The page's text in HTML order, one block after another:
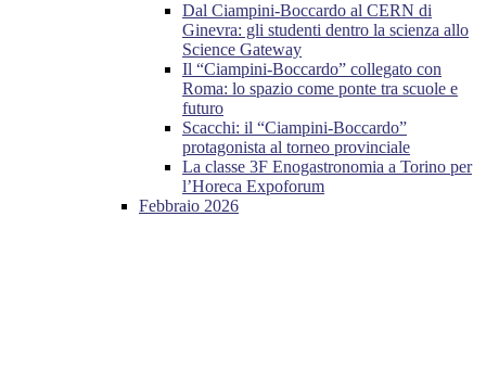
Dal Ciampini-Boccardo al CERN di
Ginevra: gli studenti dentro la scienza allo
Science Gateway
Il “Ciampini-Boccardo” collegato con
Roma: lo spazio come ponte tra scuole e
futuro
Scacchi: il “Ciampini-Boccardo”
protagonista al torneo provinciale
La classe 3F Enogastronomia a Torino per
l’Horeca Expoforum
Febbraio 2026